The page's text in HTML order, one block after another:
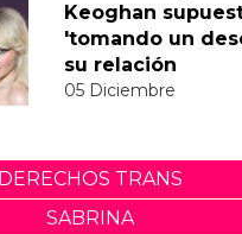
Keoghan
'tomando un
su relación
05 Diciembre
DERECHOS TRANS
SABRINA